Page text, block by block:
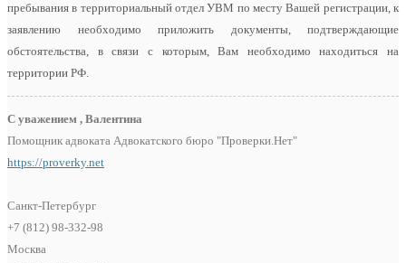
пребывания в территориальный отдел УВМ по месту Вашей регистрации, к
заявлению необходимо приложить документы, подтверждающие
обстоятельства, в связи с которым, Вам необходимо находиться на
территории РФ.
С уважением , Валентина
Помощник адвоката Адвокатского бюро "Проверки.Нет"
https://proverky.net
Санкт-Петербург
+7 (812) 98-332-98
Москва